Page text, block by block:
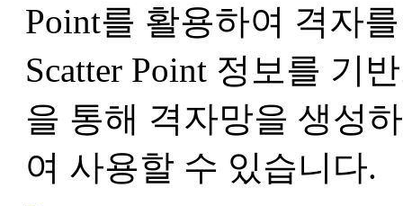
Point를 활용하여 격자
Scatter Point 정보를 기
을 통해 격자망을 생성
여 사용할 수 있습니다.